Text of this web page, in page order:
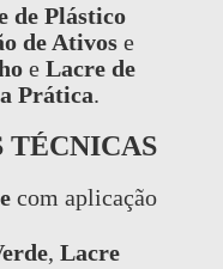
de Plástico
de Ativos e
e Lacre de
Prática.
TÉCNICAS
com aplicação
, Lacre